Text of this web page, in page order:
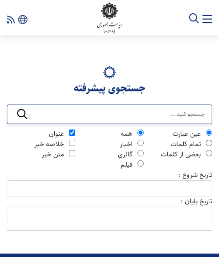
جستجوی پیشرفته
عین عبارت
تمام کلمات
بعضی از کلمات
همه
اخبار
گالری
فیلم
عنوان
خلاصه خبر
متن خبر
تاریخ شروع :
تاریخ پایان :